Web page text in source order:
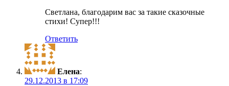
Светлана, благодарим вас за такие сказочные
стихи! Супер!!!
Ответить
Елена:
29.12.2013 в 17:09